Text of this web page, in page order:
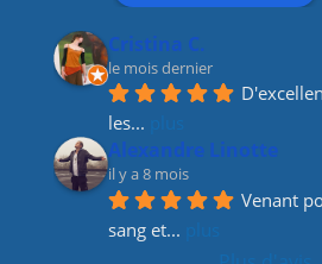
k Cristina C.
le mois dernier
les... plus
Alexandre Linotte
il y a 8 mois
Venant
sang et... plus